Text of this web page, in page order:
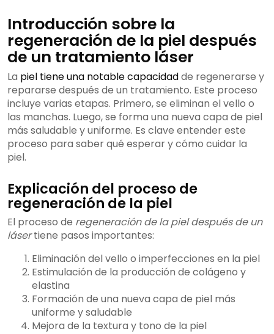
Introducción sobre la
regeneración de la piel después
de un tratamiento láser
La piel tiene una notable capacidadde regenerarse y
repararse después de un tratamiento. Este proceso
incluye varias etapas. Primero, se eliminan el vello o
las manchas. Luego, se forma una nueva capa de piel
más saludable y uniforme. Es clave entender este
proceso para saber qué esperar y cómo cuidar la
piel.
Explicación del proceso de
regeneración de la piel
El proceso de regeneración de la piel después de un
lásertiene pasos importantes:
Eliminación del vello o imperfecciones en la piel
Estimulación de la producción de colágeno y
elastina
Formación de una nueva capa de piel más
uniforme y saludable
Mejora de la textura y tono de la piel